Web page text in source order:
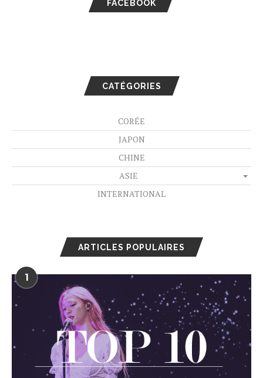
FACEBOOK
CATÉGORIES
CORÉE
JAPON
CHINE
ASIE
INTERNATIONAL
ARTICLES POPULAIRES
1